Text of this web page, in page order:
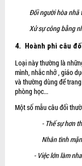
Đối người hòa nhã
Xử sự công bằng
4. Hoành phi câu
Loại này thường là
mình, nhắc nhở , giáo
và thường dùng để
phòng học...
Một số mẫu câu đối
- Thế sự hơn
Nhân tình
- Việc lớn làm